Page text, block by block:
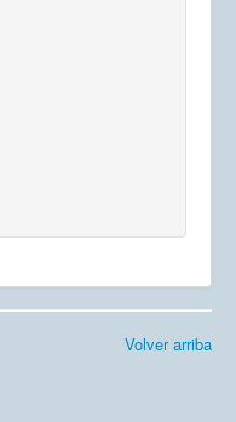
Volver arriba